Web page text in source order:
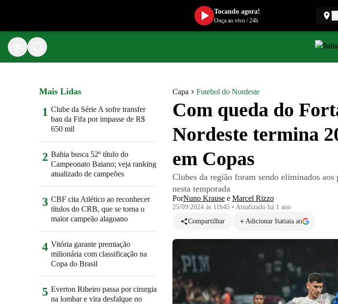
Capa Futebol do Nordeste
Com queda do
Nordeste termina
em Copas
Clubes da região foram sendo eliminados
nesta temporada
PorNuno Krause e Marcel Rizzo
25/09/2024 às 11h45 • Atualizado há 1 ano
Compartilhar
Adicionar Itatiaia ao
Mais Lidas
1 Clube da Série A sofre transfer
ban da Fifa por impasse de R$
650 mil
2 Bahia busca 52º título do
Campeonato Baiano; veja ranking
atualizado de campeões
3 CBF cita Atlético ao reconhecer
títulos do CRB, que se torna o
maior campeão alagoano
4 Vitória garante premiação
milionária com classificação na
Copa do Brasil
5 Everton Ribeiro passa por cirurgia
na lombar e vira desfalque no
Tocando agora!
Ouça ao vivo/24h